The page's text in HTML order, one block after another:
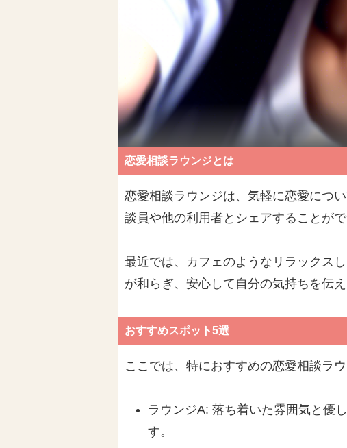
恋愛相談ラウンジとは
恋愛相談ラウンジは、気軽に恋愛につ
談員や他の利用者とシェアすることが
最近では、カフェのようなリラックス
が和らぎ、安心して自分の気持ちを伝
おすすめスポット5選
ここでは、特におすすめの恋愛相談ラ
ラウンジA: 落ち着いた雰囲気と優
す。